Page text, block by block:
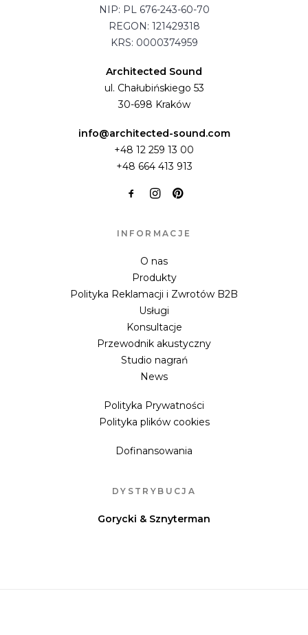
NIP: PL 676-243-60-70
REGON: 121429318
KRS: 0000374959
Architected Sound
ul. Chałubińskiego 53
30-698 Kraków
info@architected-sound.com
+48 12 259 13 00
+48 664 413 913
INFORMACJE
O nas
Produkty
Polityka Reklamacji i Zwrotów B2B
Usługi
Konsultacje
Przewodnik akustyczny
Studio nagrań
News
Polityka Prywatności
Polityka plików cookies
Dofinansowania
DYSTRYBUCJA
Gorycki & Sznyterman